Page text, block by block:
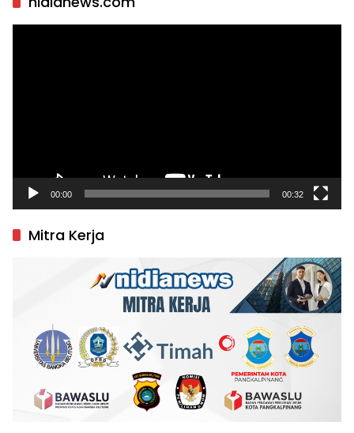
00:00 00:32
Mitra Kerja